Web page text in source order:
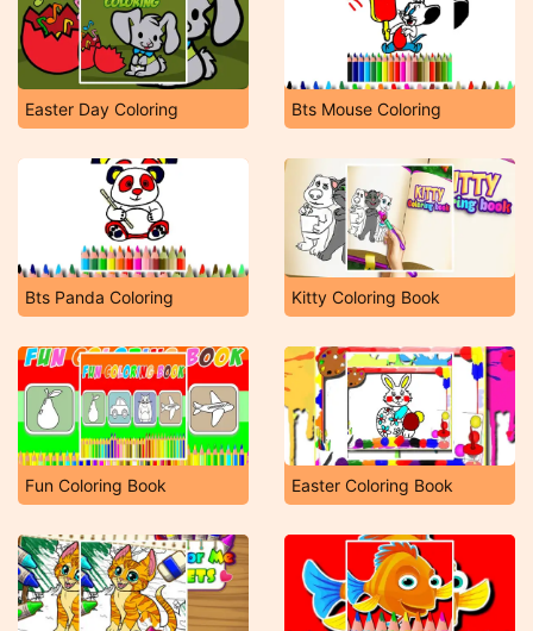
Easter Day Coloring Bts Mouse Coloring
Bts Panda Coloring Kitty Coloring Book
Fun Coloring Book Easter Coloring Book